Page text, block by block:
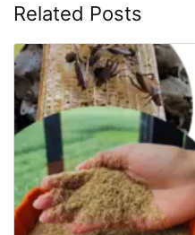
Related Posts